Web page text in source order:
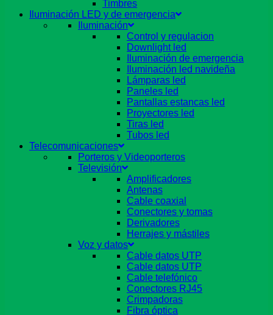
Timbres
Iluminación LED y de emergencia
Iluminación
Control y regulacion
Downlight led
Iluminación de emergencia
Iluminación led navideña
Lámparas led
Paneles led
Pantallas estancas led
Proyectores led
Tiras led
Tubos led
Telecomunicaciones
Porteros y Videoporteros
Televisión
Amplificadores
Antenas
Cable coaxial
Conectores y tomas
Derivadores
Herrajes y mástiles
Voz y datos
Cable datos UTP
Cable datos UTP
Cable telefónico
Conectores RJ45
Crimpadoras
Fibra óptica